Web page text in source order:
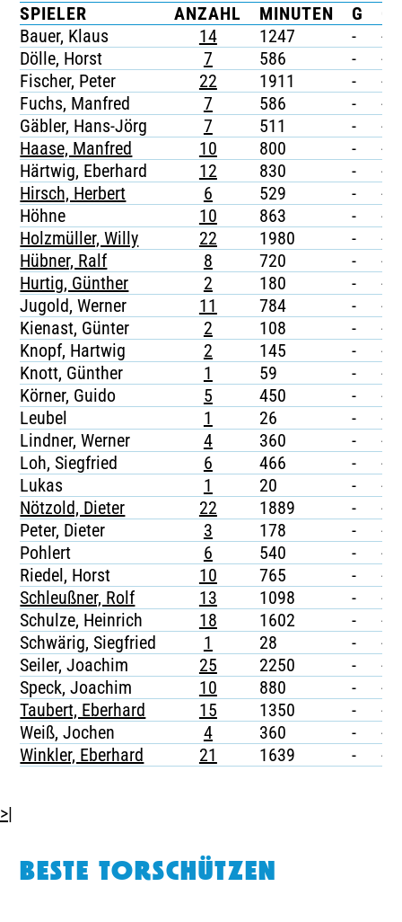
TICKETING
SPIELER
ANZAHL MINUTEN G
Bauer, Klaus
14 1247 -
-
Dölle, Horst
7 586 -
-
Fischer, Peter
22 1911 -
-
Fuchs, Manfred
7 586 -
-
Gäbler, Hans-Jörg
7 511 -
-
Haase, Manfred
10 800 -
-
Härtwig, Eberhard
12 830 -
-
Hirsch, Herbert
6 529 -
-
Höhne
10 863 -
-
Holzmüller, Willy
22 1980 -
-
Hübner, Ralf
8 720 -
-
Hurtig, Günther
2 180 -
-
Jugold, Werner
11 784 -
-
Kienast, Günter
2 108 -
-
Knopf, Hartwig
2 145 -
-
Knott, Günther
1 59 -
-
Körner, Guido
5 450 -
-
Leubel
1 26 -
-
Lindner, Werner
4 360 -
-
Loh, Siegfried
6 466 -
-
Lukas
1 20 -
-
Nötzold, Dieter
22 1889 -
-
Peter, Dieter
3 178 -
-
Pohlert
6 540 -
-
Riedel, Horst
10 765 -
-
Schleußner, Rolf
13 1098 -
-
Schulze, Heinrich
18 1602 -
-
Schwärig, Siegfried
1 28 -
-
Seiler, Joachim
25 2250 -
-
Speck, Joachim
10 880 -
-
Taubert, Eberhard
15 1350 -
-
Weiß, Jochen
4 360 -
-
Winkler, Eberhard
21 1639 - -
>|
BESTE TORSCHÜTZEN